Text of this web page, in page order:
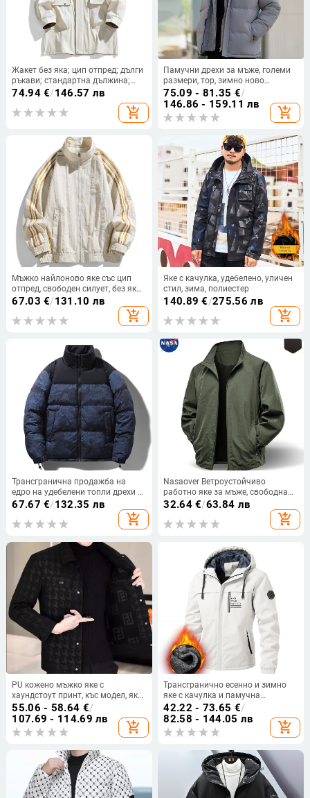
Жакет без яка; цип отпред; дълги
ръкави; стандартна дължина;
полиестерна материя
74.94€/146.57 лв
add_shopping_cart
Памучни дрехи за мъже, големи
размери, тор, зимно ново
фалшиво двукомпонентно палто
с качулка от полар с памучна
подплата
75.09 - 81.35 €/
146.86 - 159.11 лв
add_shopping_cart
Мъжко найлоново яке със цип
отпред, свободен силует, без яка,
пролет 2025
67.03 €/131.10 лв
add_shopping_cart
Яке с качулка, удебелено, уличен
стил, зима, полиестер
140.89 €/275.56 лв
add_shopping_cart
Трансгранична продажба на
едро на удебелени топли дрехи с
памучна подплата за мъже 2020
есен и зима нова модна марка
хлебни дрехи американска
67.67 €/132.35 лв
add_shopping_cart
Nasaover Ветроустойчиво
работно яке за мъже, свободна
кройка, стояща яка, цип, нейлон,
странични джобове, дълъг ръкав,
едноцветно, есенно 2025
32.64€/63.84 лв
add_shopping_cart
PU кожено мъжко яке с
хаундстоут принт, къс модел, яка
с лацкан, еднобардово
закопчаване, за пролет и есен
55.06 - 58.64 €/
107.69 - 114.69 лв
add_shopping_cart
Трансгранично есенно и зимно
яке с качулка и памучна
подплата, топло поддържащо, с
подплата от полар, удебелено,
модно ежедневно яке с памучна
подплата и подплата от полар за
42.22 - 73.65 €/
82.58 - 144.05 лв
add_shopping_cart